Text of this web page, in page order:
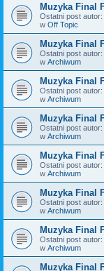
Muzyka Final
Ostatni post autor:
w Off Topic
Muzyka Final
Ostatni post autor:
w Archiwum
Muzyka Final
Ostatni post autor:
w Archiwum
Muzyka Final
Ostatni post autor:
w Archiwum
Muzyka Final
Ostatni post autor:
w Archiwum
Muzyka Final
Ostatni post autor:
w Archiwum
Muzyka Final
Ostatni post autor:
w Archiwum
Muzyka Final